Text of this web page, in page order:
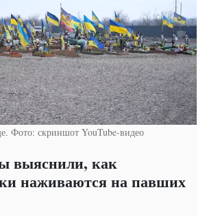
Фото: скриншот YouTube-видео
выяснили, как
наживаются на павших